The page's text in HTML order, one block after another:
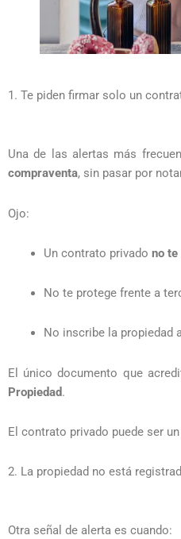
1. Te piden firmar solo un
Una de las alertas más
compraventa, sin pasar por
Ojo:
Un contrato privado no te
No te protege frente a
No inscribe la propiedad
El único documento que
Propiedad.
El contrato privado puede ser
2. La propiedad no está
Otra señal de alerta es cuando: